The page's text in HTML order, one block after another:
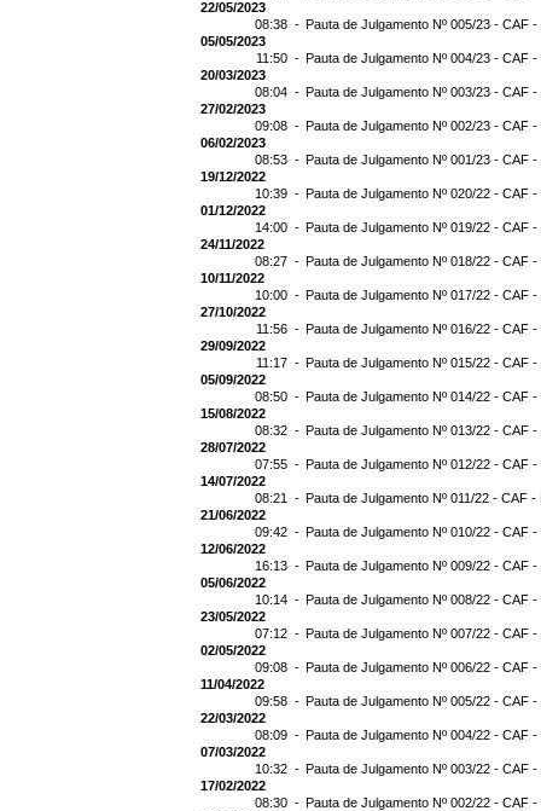
22/05/2023
08:38 - Pauta de Julgamento Nº 005/23 - CAF
05/05/2023
11:50 - Pauta de Julgamento Nº 004/23 - CAF -
20/03/2023
08:04 - Pauta de Julgamento Nº 003/23 - CAF
27/02/2023
09:08 - Pauta de Julgamento Nº 002/23 - CAF
06/02/2023
08:53 - Pauta de Julgamento Nº 001/23 - CAF
19/12/2022
10:39 - Pauta de Julgamento Nº 020/22 - CAF
01/12/2022
14:00 - Pauta de Julgamento Nº 019/22 - CAF
24/11/2022
08:27 - Pauta de Julgamento Nº 018/22 - CAF -
10/11/2022
10:00 - Pauta de Julgamento Nº 017/22 - CAF -
27/10/2022
11:56 - Pauta de Julgamento Nº 016/22 - CAF -
29/09/2022
11:17 - Pauta de Julgamento Nº 015/22 - CAF
05/09/2022
08:50 - Pauta de Julgamento Nº 014/22 - CAF
15/08/2022
08:32 - Pauta de Julgamento Nº 013/22 - CAF
28/07/2022
07:55 - Pauta de Julgamento Nº 012/22 - CAF
14/07/2022
08:21 - Pauta de Julgamento Nº 011/22 - CAF -
21/06/2022
09:42 - Pauta de Julgamento Nº 010/22 - CAF
12/06/2022
16:13 - Pauta de Julgamento Nº 009/22 - CAF
05/06/2022
10:14 - Pauta de Julgamento Nº 008/22 - CAF
23/05/2022
07:12 - Pauta de Julgamento Nº 007/22 - CAF
02/05/2022
09:08 - Pauta de Julgamento Nº 006/22 - CAF
11/04/2022
09:58 - Pauta de Julgamento Nº 005/22 - CAF
22/03/2022
08:09 - Pauta de Julgamento Nº 004/22 - CAF
07/03/2022
10:32 - Pauta de Julgamento Nº 003/22 - CAF
17/02/2022
08:30 - Pauta de Julgamento Nº 002/22 - CAF